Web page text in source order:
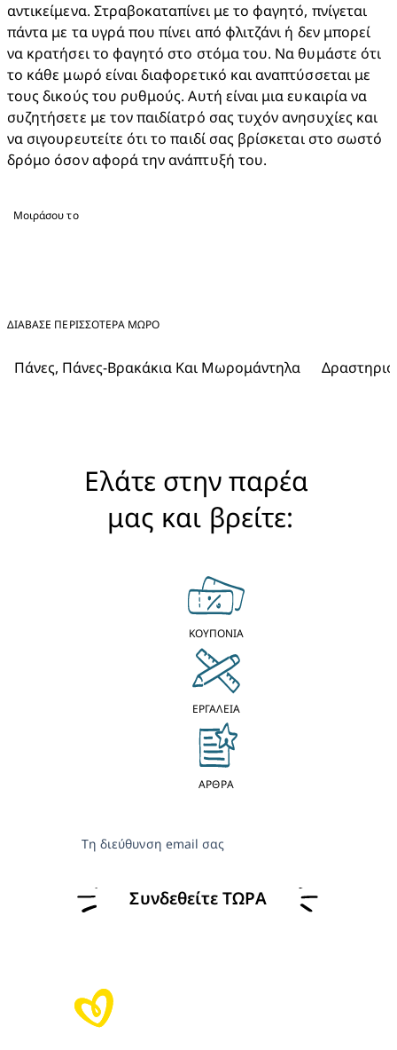
αντικείμενα. Στραβοκαταπίνει με το φαγητό, πνίγεται
πάντα με τα υγρά που πίνει από φλιτζάνι ή δεν μπορεί
να κρατήσει το φαγητό στο στόμα του. Να θυμάστε ότι
το κάθε μωρό είναι διαφορετικό και αναπτύσσεται με
τους δικούς του ρυθμούς. Αυτή είναι μια ευκαιρία να
συζητήσετε με τον παιδίατρό σας τυχόν ανησυχίες και
να σιγουρευτείτε ότι το παιδί σας βρίσκεται στο σωστό
δρόμο όσον αφορά την ανάπτυξή του.
Μοιράσου το
ΔΙΑΒΑΣΕ ΠΕΡΙΣΣΟΤΕΡΑ ΜΩΡΌ
Πάνες, Πάνες-Βρακάκια Και Μωρομάντηλα
Ελάτε στην παρέα
μας και βρείτε:
ΚΟΥΠΟΝΙΑ
ΕΡΓΑΛΕΙΑ
ΑΡΘΡΑ
Τη διεύθυνση email σας
Συνδεθείτε ΤΩΡΑ